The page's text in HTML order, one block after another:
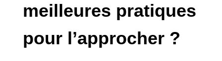
meilleures pratiques
pour l’approcher ?